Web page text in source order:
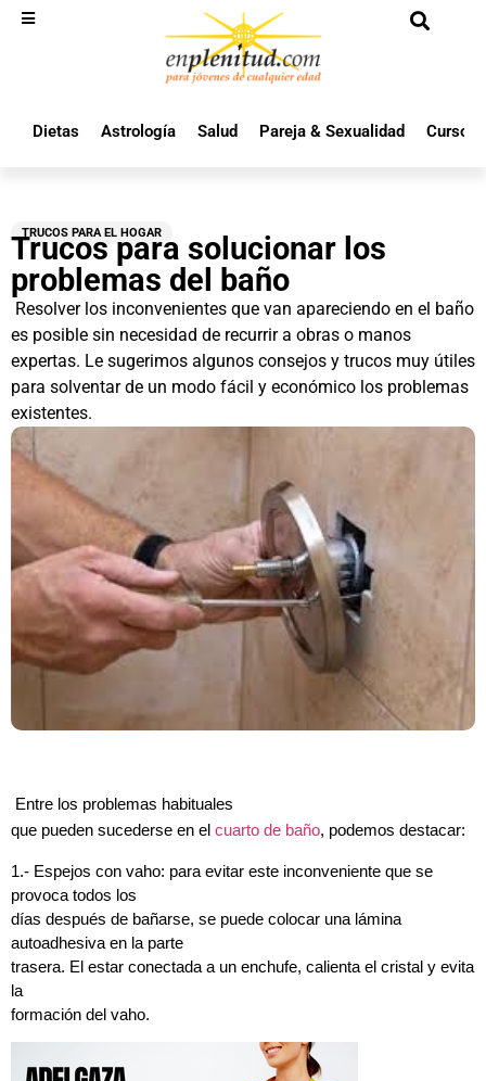
Dietas Astrología Salud Pareja & Sexualidad Cursos
TRUCOS PARA EL HOGAR
Trucos para solucionar los
problemas del baño
Resolver los inconvenientes que van apareciendo en el baño
es posible sin necesidad de recurrir a obras o manos
expertas. Le sugerimos algunos consejos y trucos muy útiles
para solventar de un modo fácil y económico los problemas
existentes.
Entre los problemas habituales
que pueden sucederse en el cuarto de baño, podemos destacar:
1.- Espejos con vaho: para evitar este inconveniente que se
provoca todos los
días después de bañarse, se puede colocar una lámina
autoadhesiva en la parte
trasera. El estar conectada a un enchufe, calienta el cristal y evita
la
formación del vaho.